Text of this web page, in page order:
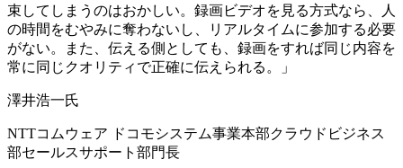
束してしまうのはおかしい。録画ビデオを見る方式なら、人
の時間をむやみに奪わないし、リアルタイムに参加する必要
がない。また、伝える側としても、録画をすれば同じ内容を
常に同じクオリティで正確に伝えられる。」
澤井浩一氏
NTTコムウェア ドコモシステム事業本部クラウドビジネス
部セールスサポート部門長